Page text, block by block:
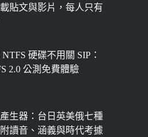
貼文與影片，每人只有
硬碟不用關 SIP：
2.0 公測免費體驗
生器：台日英美俄七種
讀音、涵義與時代考據